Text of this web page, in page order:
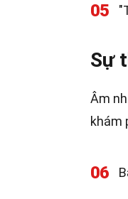
05
Sự
Âm
khám
06